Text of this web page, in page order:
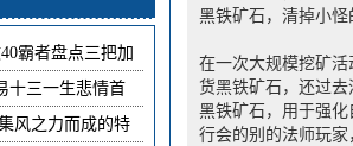
黑铁矿石，清掉小
在一次大规模挖矿
货黑铁矿石，还过
黑铁矿石，用于强
行会的别的法师玩
霸者盘点三把加
十三一生悲情首
风之力而成的特